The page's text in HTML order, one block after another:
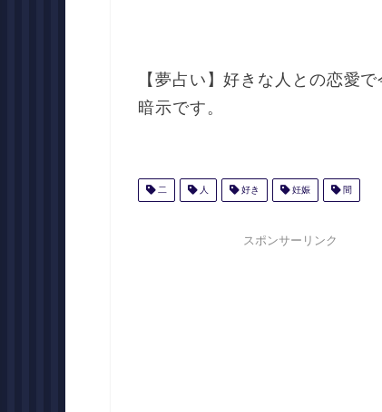
【夢占い】好きな人との恋愛
暗示です。
二 人 好き 妊娠 間
スポンサーリンク